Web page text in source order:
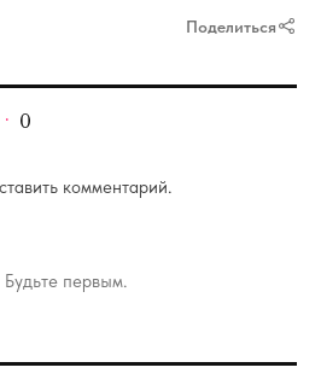
Поделиться
· 0
комментарий.
первым.